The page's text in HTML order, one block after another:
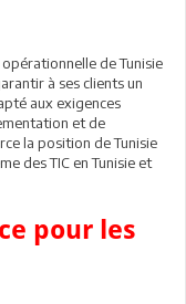
de Tunisie
à ses clients un
aux exigences
et de
la position de Tunisie
des TIC en Tunisie et
pour les